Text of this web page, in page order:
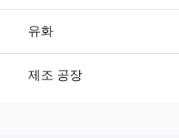
유화
제조 공장